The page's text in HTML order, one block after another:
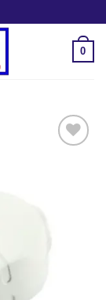
0